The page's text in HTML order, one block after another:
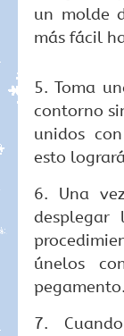
un molde
más fácil
5. Toma
contorno
unidos
esto
6. Una
desplegar
únelos
pegamento.
7.